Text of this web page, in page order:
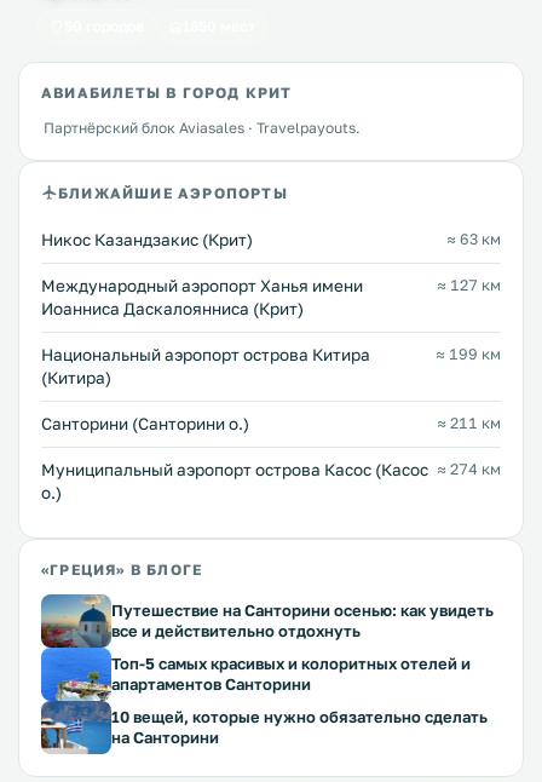
АВИАБИЛЕТЫ В ГОРОД КРИТ
Партнёрский блок Aviasales · Travelpayouts.
БЛИЖАЙШИЕ АЭРОПОРТЫ
Никос Казандзакис (Крит) ≈ 63 км
Международный аэропорт Ханья имени
Иоанниса Даскалоянниса (Крит)
≈ 127 км
Национальный аэропорт острова Китира
(Китира)
≈ 199 км
Санторини (Санторини о.) ≈ 211 км
Муниципальный аэропорт острова Касос (Касос
о.)
≈ 274 км
«ГРЕЦИЯ» В БЛОГЕ
Путешествие на Санторини осенью: как увидеть
все и действительно отдохнуть
Топ-5 самых красивых и колоритных отелей и
апартаментов Санторини
10 вещей, которые нужно обязательно сделать
на Санторини